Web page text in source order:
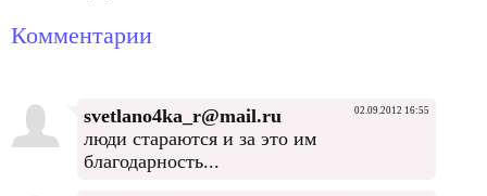
Комментарии
svetlano4ka_r@mail.ru 02.09.2012 16:55
люди стараются и за это им
благодарность...